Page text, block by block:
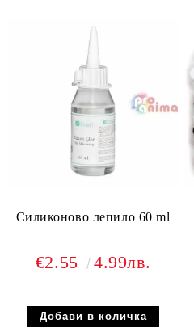
Силиконово лепило 60 ml
€2.55 4.99лв.